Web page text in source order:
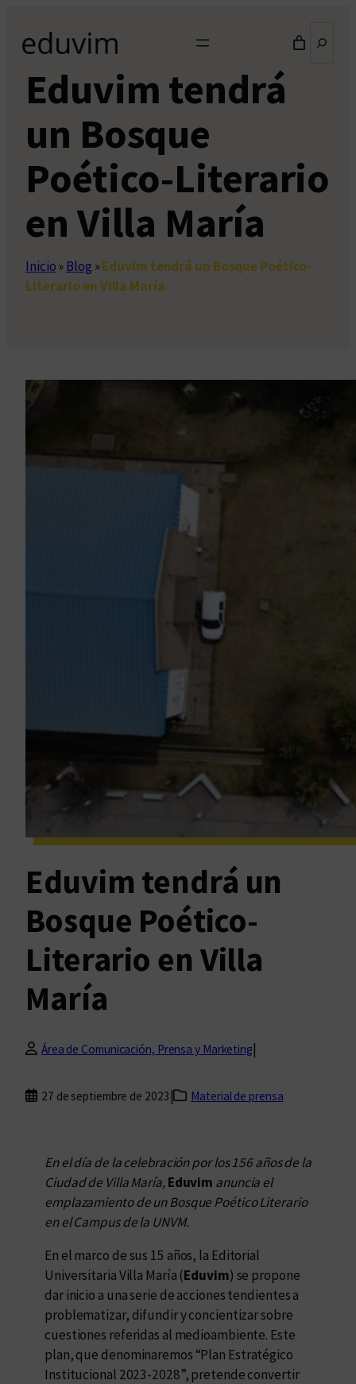
contenido
Eduvim tendrá
un Bosque
Poético-Literario
en Villa María
Inicio» Blog »Eduvim tendrá un Bosque Poético-
Literario en Villa María
Eduvim tendrá un
Bosque Poético-
Literario en Villa
María
Área de Comunicación, Prensa y Marketing|
27 de septiembre de 2023 | Material de prensa
En el día de la celebración por los 156 años de la
Ciudad de Villa María,Eduvim anuncia el
emplazamiento de un Bosque Poético Literario
en el Campus de la UNVM.
En el marco de sus 15 años, la Editorial
Universitaria Villa María (Eduvim) se propone
dar inicio a una serie de acciones tendientes a
problematizar, difundir y concientizar sobre
cuestiones referidas al medioambiente. Este
plan, que denominaremos “Plan Estratégico
Institucional 2023-2028”, pretende convertir